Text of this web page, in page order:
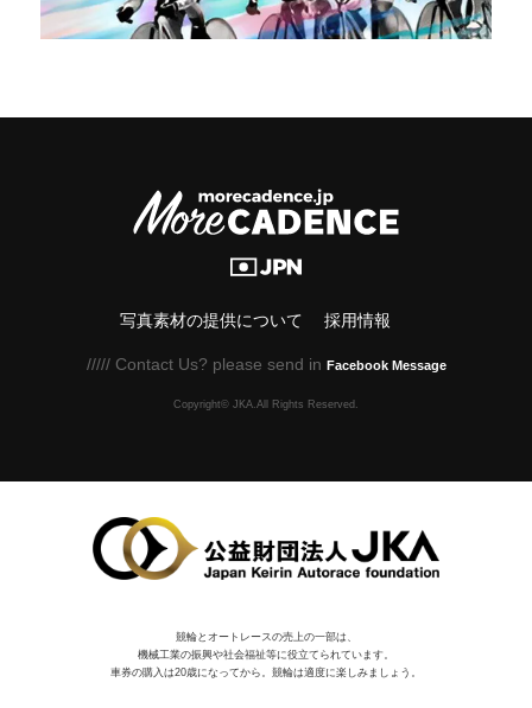
写真素材の提供について 採用情報
///// Contact Us? please send in Facebook Message
Copyright© JKA.All Rights Reserved.
競輪とオートレースの売上の一部は、
機械⼯業の振興や社会福祉等に役⽴てられています。
車券の購入は20歳になってから。競輪は適度に楽しみましょう。